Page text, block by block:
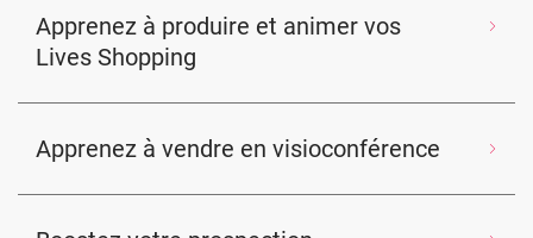
Apprenez à produire et animer vos
Lives Shopping
Apprenez à vendre en visioconférence